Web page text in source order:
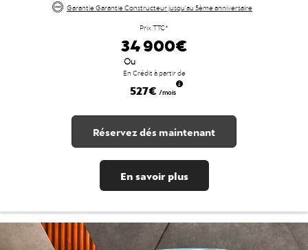
Garantie Garantie Constructeur jusqu'au 5ème anniversaire
Prix TTC*
34 900€
Ou
En Crédit à partir de
527€ /mois
Réservez dés maintenant
En savoir plus